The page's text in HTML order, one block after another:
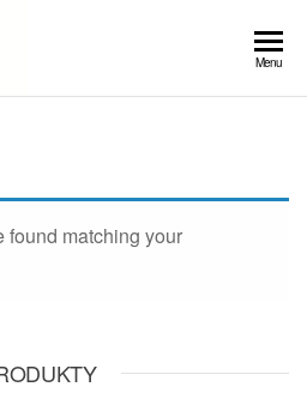
Menu
found matching your